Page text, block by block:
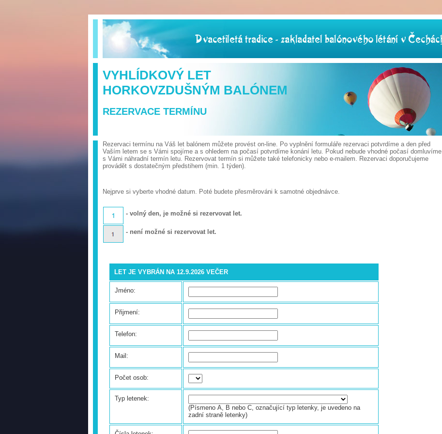
VYHLÍDKOVÝ LET
HORKOVZDUŠNÝM BALÓNEM
REZERVACE TERMÍNU
Rezervaci termínu na Váš let balónem můžete provést on-line. Po vyplnění formuláře rezervaci potvrdíme a den před
Vaším letem se s Vámi spojíme a s ohledem na počasí potvrdíme konání letu. Pokud nebude vhodné počasí domluvíme
s Vámi náhradní termín letu. Rezervovat termín si můžete také telefonicky nebo e-mailem. Rezervaci doporučujeme
provádět s dostatečným předstihem (min. 1 týden).
Nejprve si vyberte vhodné datum. Poté budete přesměrováni k samotné objednávce.
- volný den, je možné si rezervovat let.
- není možné si rezervovat let.
LET JE VYBRÁN NA 12.9.2026 VEČER
Jméno:
Přijmení:
Telefon:
Mail:
Počet osob:
Typ letenek:
(Písmeno A, B nebo C, označující typ letenky, je uvedeno na
zadní straně letenky)